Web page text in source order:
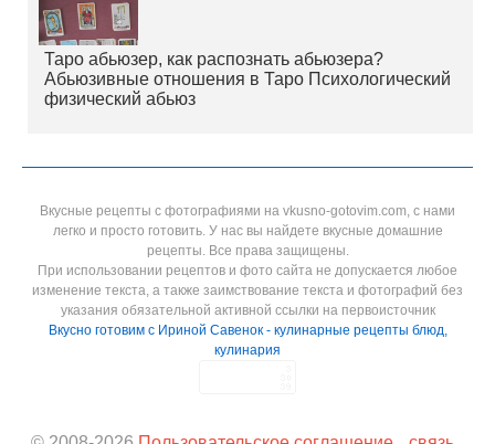
Таро абьюзер, как распознать абьюзера?
Абьюзивные отношения в Таро Психологический
физический абьюз
Вкусные рецепты с фотографиями на vkusno-gotovim.com, с нами
легко и просто готовить. У нас вы найдете вкусные домашние
рецепты. Все права защищены.
При использовании рецептов и фото сайта не допускается любое
изменение текста, а также заимствование текста и фотографий без
указания обязательной активной ссылки на первоисточник
Вкусно готовим с Ириной Савенок - кулинарные рецепты блюд,
кулинария